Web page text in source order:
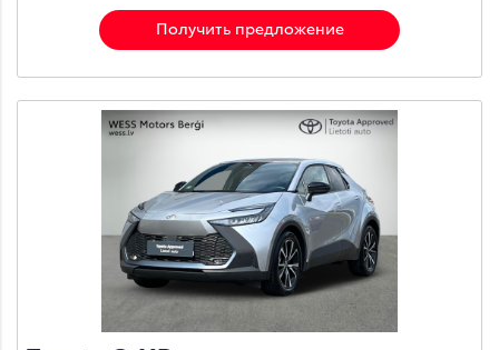
Получить предложение